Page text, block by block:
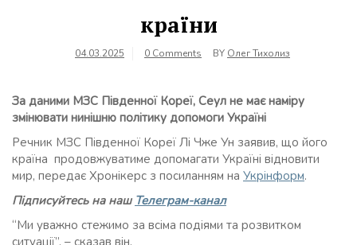
країни
04.03.2025 0 Comments BY Олег Тихолиз
За даними МЗС Південної Кореї, Сеул не має наміру
змінювати нинішню політику допомоги Україні
Речник МЗС Південної Кореї Лі Чже Ун заявив, що його
країна продовжуватиме допомагати Україні відновити
мир, передає Хронікерс з посиланням на Укрінформ.
Підписуйтесь на наш Телеграм-канал
“Ми уважно стежимо за всіма подіями та розвитком
ситуації”, – сказав він.